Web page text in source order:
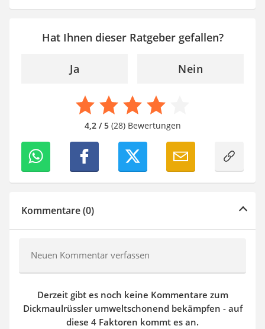
Hat Ihnen dieser Ratgeber gefallen?
Ja Nein
4,2 / 5(28) Bewertungen
Kommentare (0)
Neuen Kommentar verfassen
Derzeit gibt es noch keine Kommentare zum
Dickmaulrüssler umweltschonend bekämpfen - auf
diese 4 Faktoren kommt es an.